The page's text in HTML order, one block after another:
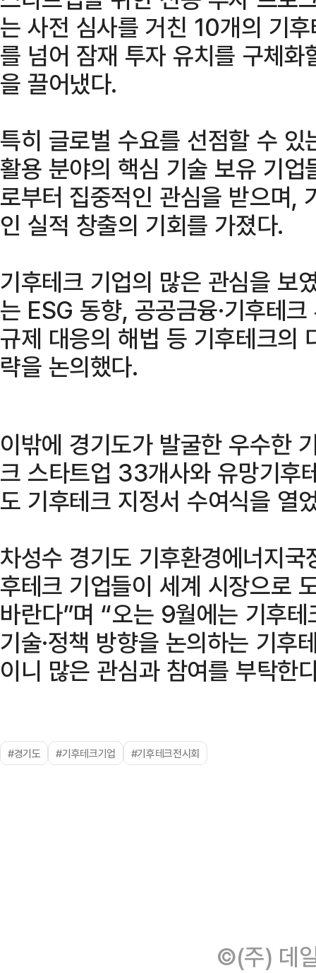
는 사전 심사를 거친 10개의 기
를 넘어 잠재 투자 유치를 구체
을 끌어냈다.
특히 글로벌 수요를 선점할 수
활용 분야의 핵심 기술 보유 기
로부터 집중적인 관심을 받으며,
인 실적 창출의 기회를 가졌다.
기후테크 기업의 많은 관심을 보
는 ESG 동향, 공공금융·기후테
규제 대응의 해법 등 기후테크의
략을 논의했다.
이밖에 경기도가 발굴한 우수한
크 스타트업 33개사와 유망기후
도 기후테크 지정서 수여식을 열
차성수 경기도 기후환경에너지
후테크 기업들이 세계 시장으로
바란다”며 “오는 9월에는 기후
기술·정책 방향을 논의하는 기후
이니 많은 관심과 참여를 부탁한
#경기도 #기후테크기업 #기후테크전시회
©(주) 데